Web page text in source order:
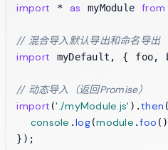
import * as myModule from
// 混合导入默认导出和命名导出
import myDefault, { foo,
// 动态导入（返回Promise）
import ('./myModule.js' ).then (
console .log(module .foo